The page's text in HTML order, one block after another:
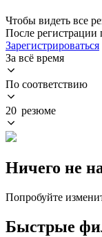
Чтобы видеть все
После
Зарегистрироваться
За всё время
По соответствию
20 резюме
Ничего не
Попробуйте
Быстрые